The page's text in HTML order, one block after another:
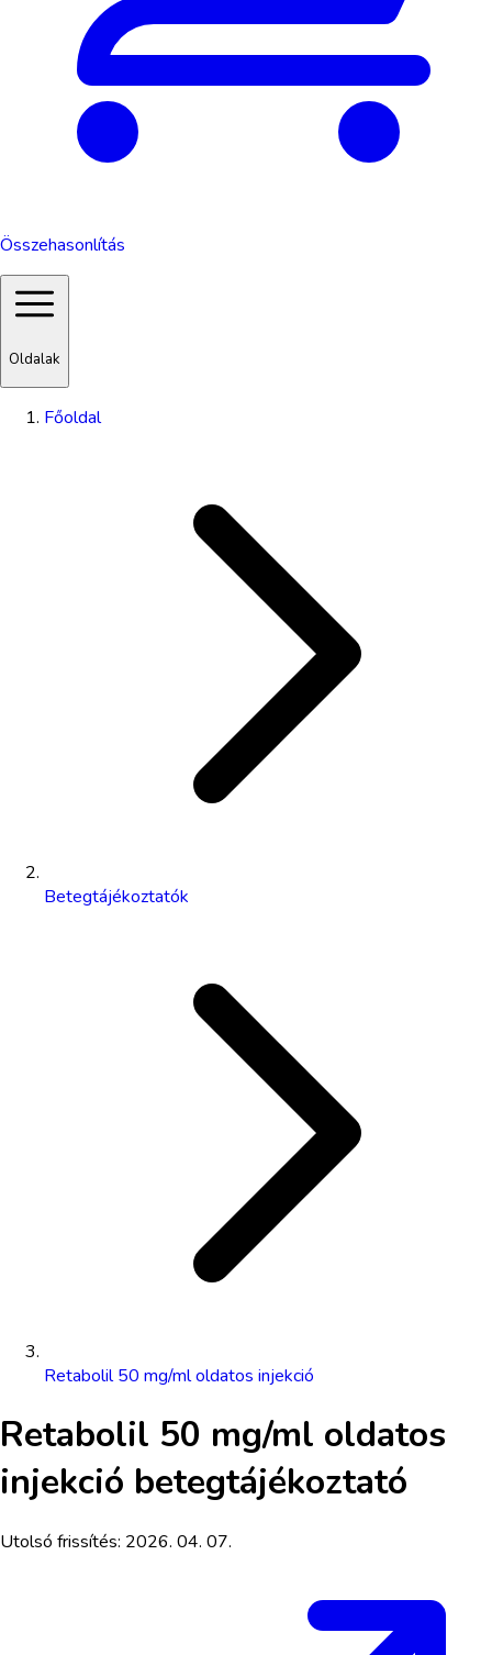
Összehasonlítás
Oldalak
Főoldal
Betegtájékoztatók
Retabolil 50 mg/ml oldatos injekció
Retabolil 50 mg/ml oldatos
injekció betegtájékoztató
Utolsó frissítés: 2026. 04. 07.